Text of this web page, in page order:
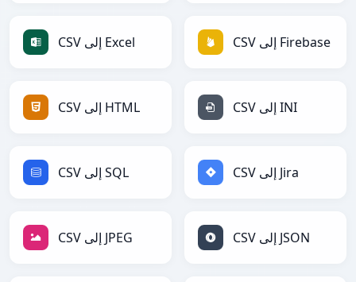
CSV إلى Excel CSV إلى Firebase
CSV إلى HTML CSV إلى INI
CSV إلى SQL CSV إلى Jira
CSV إلى JPEG CSV إلى JSON